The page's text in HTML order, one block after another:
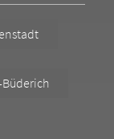
Büderich